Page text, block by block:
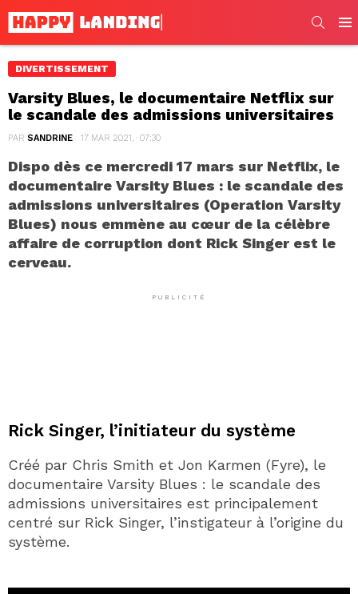
DIVERTISSEMENT
Varsity Blues, le documentaire Netflix sur
le scandale des admissions universitaires
PAR SANDRINE 17 MAR 2021, · 07:30
Dispo dès ce mercredi 17 mars sur Netflix, le
documentaire Varsity Blues : le scandale des
admissions universitaires (Operation Varsity
Blues) nous emmène au cœur de la célèbre
affaire de corruption dont Rick Singer est le
cerveau.
PUBLICITÉ
Rick Singer, l’initiateur du système
Créé par Chris Smith et Jon Karmen (Fyre), le
documentaire Varsity Blues : le scandale des
admissions universitaires est principalement
centré sur Rick Singer, l’instigateur à l’origine du
système.